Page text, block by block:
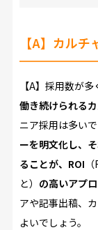
【A】カル
【A】採用数が
働き続けられる
ニア採用は多い
ーを明文化し、
ることが、ROI
と） の高いアプ
アや記事出稿、
よいでしょう。